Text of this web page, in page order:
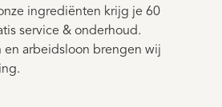
ingrediënten krijg je 60
service & onderhoud.
en arbeidsloon brengen wij